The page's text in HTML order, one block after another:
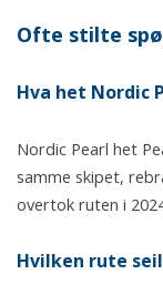
Ofte stilte
Hva het Nordic
Nordic Pearl het
samme skipet,
overtok ruten i
Hvilken rute